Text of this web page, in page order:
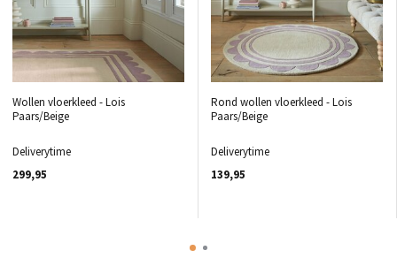
Wollen vloerkleed - Lois
Paars/Beige
Deliverytime
299,95
Rond wollen vloerkleed - Lois
Paars/Beige
Deliverytime
139,95